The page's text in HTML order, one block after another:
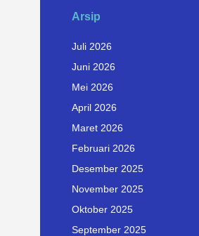
Arsip
Juli 2026
Juni 2026
Mei 2026
April 2026
Maret 2026
Februari 2026
Desember 2025
November 2025
Oktober 2025
September 2025